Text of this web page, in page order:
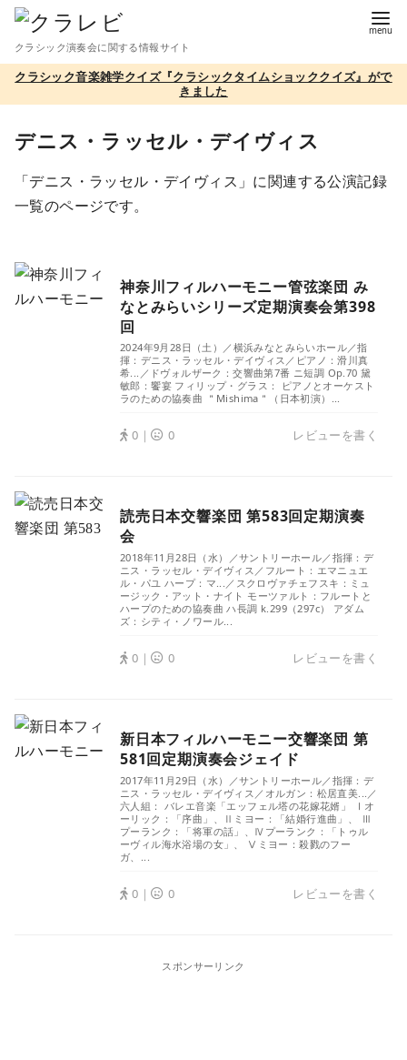
テ
ツ
クラシック演奏会に関する情報サイト
クラシック音楽雑学クイズ『クラシックタイムショッククイズ』がで
きました
デニス・ラッセル・デイヴィス
「デニス・ラッセル・デイヴィス」に関連する公演記録
一覧のページです。
神奈川フィルハーモニー管弦楽団 み
なとみらいシリーズ定期演奏会第398
回
2024年9月28日（土）／横浜みなとみらいホール／指
揮：デニス・ラッセル・デイヴィス／ピアノ：滑川真
希...／ドヴォルザーク：交響曲第7番 ニ短調 Op.70 黛
敏郎：饗宴 フィリップ・グラス： ピアノとオーケスト
ラのための協奏曲 ＂Mishima＂（日本初演）...
0｜ 0 レビューを書く
読売日本交響楽団 第583回定期演奏
会
2018年11月28日（水）／サントリーホール／指揮：デ
ニス・ラッセル・デイヴィス／フルート：エマニュエ
ル・パユ ハープ：マ...／スクロヴァチェフスキ：ミュ
ージック・アット・ナイト モーツァルト：フルートと
ハープのための協奏曲 ハ長調 k.299（297c） アダム
ズ：シティ・ノワール...
0｜ 0 レビューを書く
新日本フィルハーモニー交響楽団 第
581回定期演奏会ジェイド
2017年11月29日（水）／サントリーホール／指揮：デ
ニス・ラッセル・デイヴィス／オルガン：松居直美...／
六人組： バレエ音楽「エッフェル塔の花嫁花婿」 Ⅰオ
ーリック：「序曲」、Ⅱミヨー：「結婚行進曲」、 Ⅲ
プーランク：「将軍の話」、Ⅳプーランク：「トゥル
ーヴィル海水浴場の女」、 Ⅴミヨー：殺戮のフー
ガ、...
0｜ 0 レビューを書く
スポンサーリンク